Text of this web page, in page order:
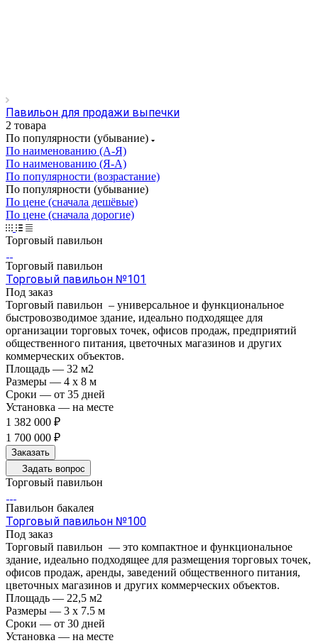
Павильон для продажи выпечки
2 товара
По популярности (убывание)
По наименованию (А-Я)
По наименованию (Я-А)
По популярности (возрастание)
По популярности (убывание)
По цене (сначала дешёвые)
По цене (сначала дорогие)
Торговый павильон
Торговый павильон
Торговый павильон №101
Под заказ
Торговый павильон – универсальное и функциональное
быстровозводимое здание, идеально подходящее для
организации торговых точек, офисов продаж, предприятий
общественного питания, цветочных магазинов и других
коммерческих объектов.
Площадь — 32 м2
Размеры — 4 x 8 м
Сроки — от 35 дней
Установка — на месте
1 382 000 ₽
1 700 000 ₽
Заказать
Задать вопрос
Торговый павильон
Павильон бакалея
Торговый павильон №100
Под заказ
Торговый павильон — это компактное и функциональное
здание, идеально подходящее для размещения торговых точек,
офисов продаж, аренды, заведений общественного питания,
цветочных магазинов и других коммерческих объектов.
Площадь — 22,5 м2
Размеры — 3 x 7.5 м
Сроки — от 30 дней
Установка — на месте